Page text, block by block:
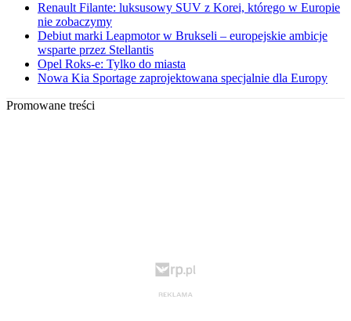
Renault Filante: luksusowy SUV z Korei, którego w Europie
nie zobaczymy
Debiut marki Leapmotor w Brukseli – europejskie ambicje
wsparte przez Stellantis
Opel Roks-e: Tylko do miasta
Nowa Kia Sportage zaprojektowana specjalnie dla Europy
Promowane treści